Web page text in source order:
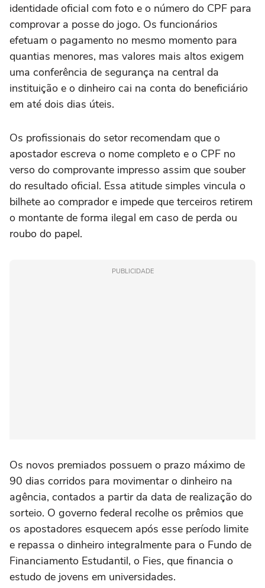
identidade oficial com foto e o número do CPF para
comprovar a posse do jogo. Os funcionários
efetuam o pagamento no mesmo momento para
quantias menores, mas valores mais altos exigem
uma conferência de segurança na central da
instituição e o dinheiro cai na conta do beneficiário
em até dois dias úteis.
Os profissionais do setor recomendam que o
apostador escreva o nome completo e o CPF no
verso do comprovante impresso assim que souber
do resultado oficial. Essa atitude simples vincula o
bilhete ao comprador e impede que terceiros retirem
o montante de forma ilegal em caso de perda ou
roubo do papel.
PUBLICIDADE
Os novos premiados possuem o prazo máximo de
90 dias corridos para movimentar o dinheiro na
agência, contados a partir da data de realização do
sorteio. O governo federal recolhe os prêmios que
os apostadores esquecem após esse período limite
e repassa o dinheiro integralmente para o Fundo de
Financiamento Estudantil, o Fies, que financia o
estudo de jovens em universidades.